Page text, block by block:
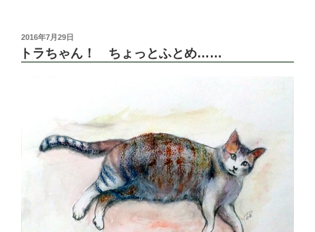
投
稿
日:
2016年7月29日
トラちゃん！ ちょっとふとめ……